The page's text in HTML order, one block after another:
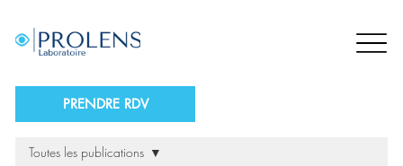
PRENDRE RDV
Toutes les publications